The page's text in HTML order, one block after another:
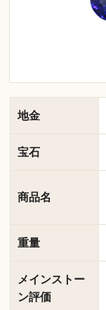
地金
宝石
商品名
重量
メインストー
ン評価